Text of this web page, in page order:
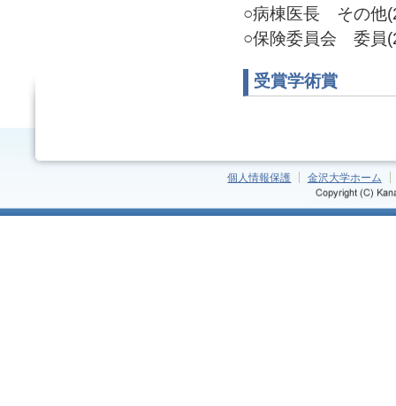
○病棟医長 その他
○保険委員会 委員
受賞学術賞
個人情報保護 金沢大学ホーム